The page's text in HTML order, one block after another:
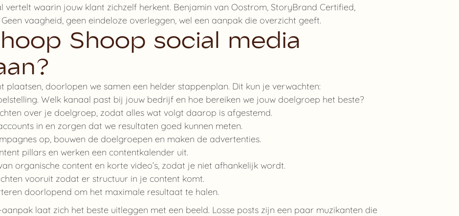
waarin jouw klant zichzelf herkent. Benjamin van Oostrom, StoryBrand Certified,
vaagheid, geen eindeloze overleggen, wel een aanpak die overzicht geeft.
Shoop social media
doorlopen we samen een helder stappenplan. Dit kun je verwachten:
Welk kanaal past bij jouw bedrijf en hoe bereiken we jouw doelgroep het beste?
over je doelgroep, zodat alles wat volgt daarop is afgestemd.
in en zorgen dat we resultaten goed kunnen meten.
op, bouwen de doelgroepen en maken de advertenties.
pillars en werken een contentkalender uit.
organische content en korte video’s, zodat je niet afhankelijk wordt.
vooruit zodat er structuur in je content komt.
doorlopend om het maximale resultaat te halen.
laat zich het beste uitleggen met een beeld. Losse posts zijn een paar muzikanten die